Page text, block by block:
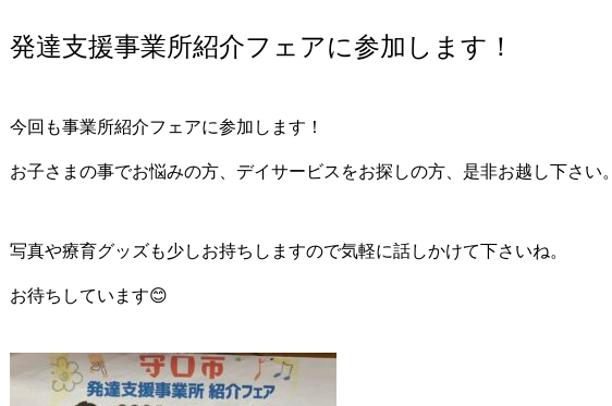
発達支援事業所紹介フェアに参加します！
今回も事業所紹介フェアに参加します！
お子さまの事でお悩みの方、デイサービスをお探しの方、是非お越し下さい。
写真や療育グッズも少しお持ちしますので気軽に話しかけて下さいね。
お待ちしています😊